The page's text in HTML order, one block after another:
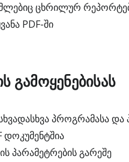
ცხრილურ
PDF-ში
გამოყენებისას
პროგრამასა და
დოკუმენტშია
პარამეტრების გარეშე